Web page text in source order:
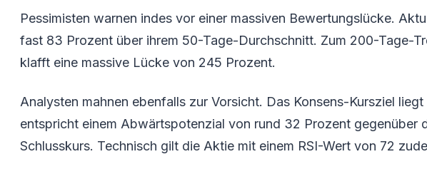
Pessimisten warnen indes vor einer massiven Bewertungslücke.
fast 83 Prozent über ihrem 50-Tage-Durchschnitt. Zum 200-Tage-
klafft eine massive Lücke von 245 Prozent.
Analysten mahnen ebenfalls zur Vorsicht. Das Konsens-Kursziel
entspricht einem Abwärtspotenzial von rund 32 Prozent gegenüber
Schlusskurs. Technisch gilt die Aktie mit einem RSI-Wert von 72